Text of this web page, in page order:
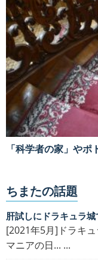
「科学者の家」や
ちまたの話題
肝試しにドラキュラ
[2021年5月]ドラキ
マニアの日... ...